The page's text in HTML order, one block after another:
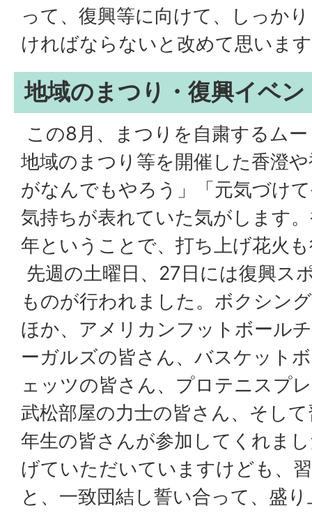
って、復興等に向けて、しっか
ければならないと改めて思いま
地域のまつり・復興イベ
この8月、まつりを自粛するム
地域のまつり等を開催した香澄
がなんでもやろう」「元気づけ
気持ちが表れていた気がします
年ということで、打ち上げ花火
先週の土曜日、27日には復興ス
ものが行われました。ボクシン
ほか、アメリカンフットボール
ーガルズの皆さん、バスケット
ェッツの皆さん、プロテニスプ
武松部屋の力士の皆さん、そし
年生の皆さんが参加してくれま
げていただいていますけども、
と、一致団結し誓い合って、盛